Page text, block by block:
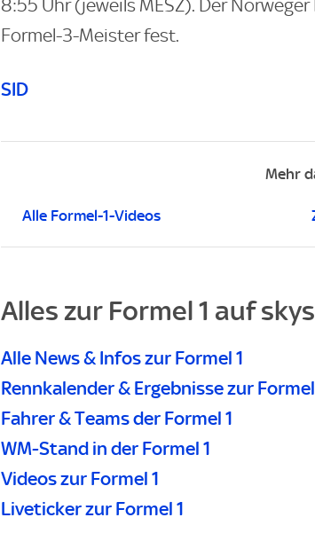
8:55 Uhr (jeweils MESZ). Der
Formel-3-Meister fest.
SID
Mehr
Alle Formel-1-Videos
Alles zur Formel 1 auf
Alle News & Infos zur Formel 1
Rennkalender & Ergebnisse zur Formel
Fahrer & Teams der Formel 1
WM-Stand in der Formel 1
Videos zur Formel 1
Liveticker zur Formel 1